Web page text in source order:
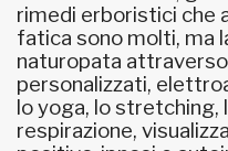
rimedi erboristici che
fatica sono molti, ma
naturopata
personalizzati,
lo yoga, lo stretching,
respirazione,